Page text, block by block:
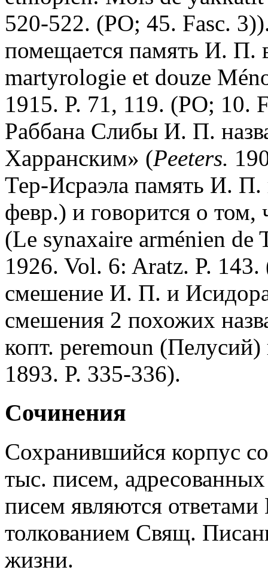
520-522. (PO; 45. Fasc.
помещается память И. П.
martyrologie et douze
1915. P. 71, 119. (PO; 10.
Раббана Слибы И. П.
Харранским» (Peeters.
Тер-Исраэла память И. П.
февр.) и говорится о
(Le synaxaire arménien de
1926. Vol. 6: Aratz. P.
смешение И. П. и Исидора
смешения 2 похожих
копт. peremoun (Пелусий)
1893. P. 335-336).
Сочинения
Сохранившийся корпус
тыс. писем,
писем являются
толкованием Свящ.
жизни.